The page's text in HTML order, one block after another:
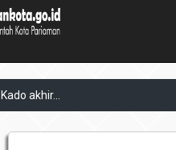
Kado akhir...